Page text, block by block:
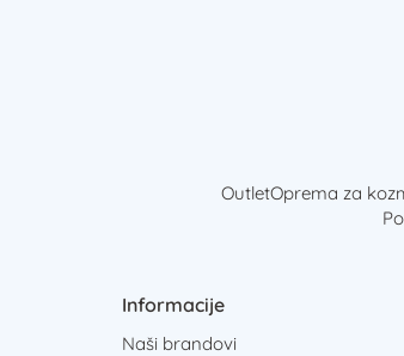
OutletOprema za
Informacije
Naši brandovi